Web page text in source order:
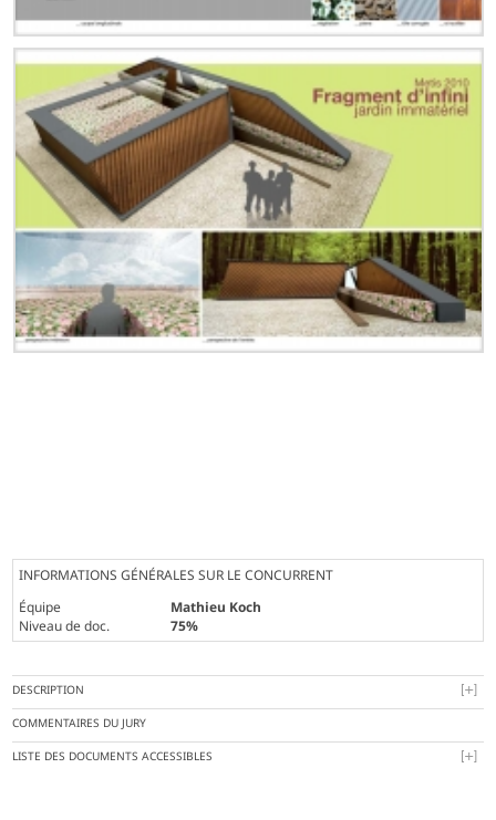
INFORMATIONS GÉNÉRALES SUR LE CONCURRENT
Équipe
Mathieu Koch
Niveau de doc.
75%
DESCRIPTION
COMMENTAIRES DU JURY
LISTE DES DOCUMENTS ACCESSIBLES